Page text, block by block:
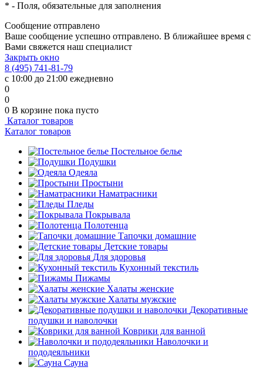
* - Поля, обязательные для заполнения
Сообщение отправлено
Ваше сообщение успешно отправлено. В ближайшее время с
Вами свяжется наш специалист
Закрыть окно
8 (495) 741-81-79
с 10:00 до 21:00 ежедневно
0
0
0 В корзине пока пусто
Каталог товаров
Каталог товаров
Постельное белье
Подушки
Одеяла
Простыни
Наматрасники
Пледы
Покрывала
Полотенца
Тапочки домашние
Детские товары
Для здоровья
Кухонный текстиль
Пижамы
Халаты женские
Халаты мужские
Декоративные
подушки и наволочки
Коврики для ванной
Наволочки и
пододеяльники
Сауна